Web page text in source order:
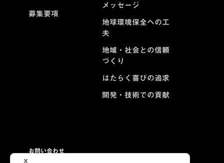
募集要項
メッセージ
地球環境保全への工
夫
地域・社会との信頼
づくり
はたらく喜びの追求
開発・技術での貢献
お問い合わせ